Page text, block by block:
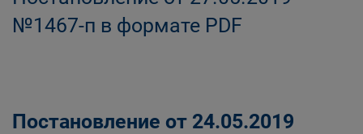
№1467-п в формате PDF
Постановление от 24.05.2019